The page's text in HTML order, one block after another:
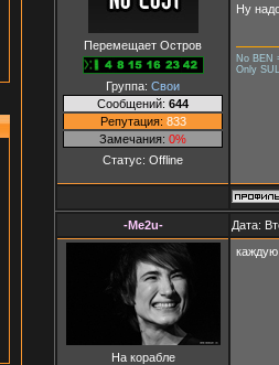
Перемещает Остров
Группа: Свои
Сообщений: 644
Репутация: 833
Замечания: 0%
Статус: Offline
Ну
No BEN
Only
-Me2u- Дата:
На корабле